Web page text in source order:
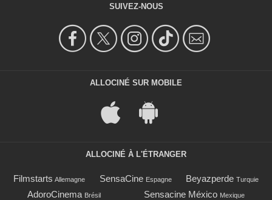
SUIVEZ-NOUS
ALLOCINÉ SUR MOBILE
ALLOCINÉ À L'ÉTRANGER
Filmstarts Allemagne SensaCine Espagne Beyazperde Turquie
AdoroCinema Brésil Sensacine México Mexique